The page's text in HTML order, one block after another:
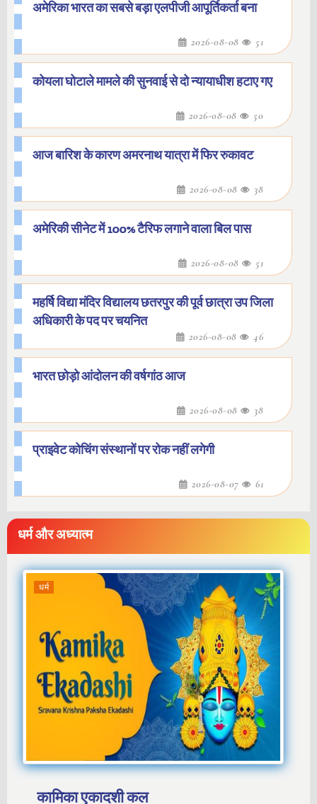
अमेरिका भारत का सबसे बड़ा एलपीजी आपूर्तिकर्ता बना
2026-08-08 51
कोयला घोटाले मामले की सुनवाई से दो न्यायाधीश हटाए गए
2026-08-08 50
आज बारिश के कारण अमरनाथ यात्रा में फिर रुकावट
2026-08-08 38
अमेरिकी सीनेट में 100% टैरिफ लगाने वाला बिल पास
2026-08-08 51
महर्षि विद्या मंदिर विद्यालय छतरपुर की पूर्व छात्रा उप जिला
अधिकारी के पद पर चयनित
2026-08-08 46
भारत छोड़ो आंदोलन की वर्षगांठ आज
2026-08-08 38
प्राइवेट कोचिंग संस्थानों पर रोक नहीं लगेगी
2026-08-07 61
धर्म और अध्यात्म
धर्म
कामिका एकादशी कल